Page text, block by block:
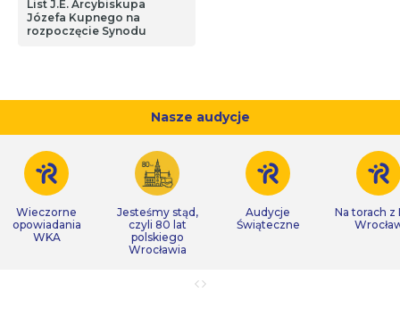
List J.E. Arcybiskupa
Józefa Kupnego na
rozpoczęcie Synodu
Nasze audycje
Wieczorne
opowiadania
WKA
Jesteśmy stąd,
czyli 80 lat
polskiego
Wrocławia
Audycje
Świąteczne
Na torach z